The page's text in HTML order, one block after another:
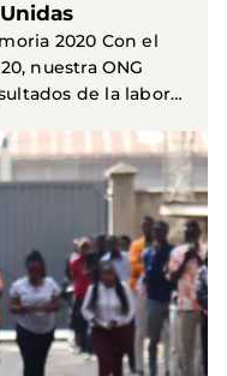
2020 Con el
nuestra ONG
de la labor